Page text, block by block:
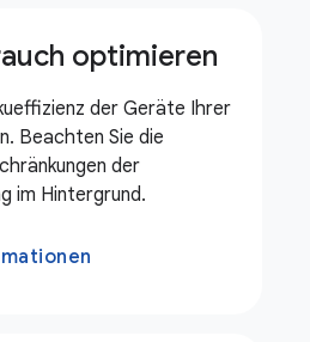
optimieren
der Geräte Ihrer
Beachten Sie die
der
im Hintergrund.